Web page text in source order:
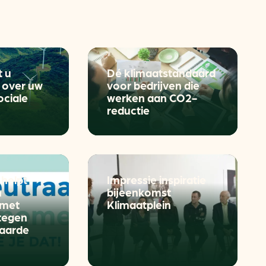
bijproducten
u
uw
Dé klimaatstandaard
voor bedrijven die
werken aan CO2-
reductie
Impressie inspiratie
bijeenkomst
Klimaatplein